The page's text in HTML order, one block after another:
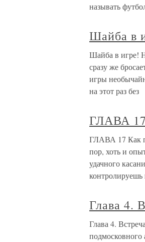
называть
Шайба в
Шайба в игре!
сразу же
игры
на этот раз без
ГЛАВА 17
ГЛАВА 17 Как
пор, хоть и
удачного
контролируешь
Глава 4.
Глава 4.